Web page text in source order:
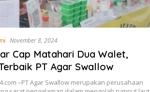
November 8, 2024
Cap Matahari Dua Walet,
PT Agar Swallow
–PT Agar Swallow merupakan perusahaan